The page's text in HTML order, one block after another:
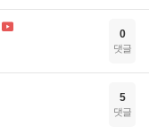
0
댓글
5
댓글